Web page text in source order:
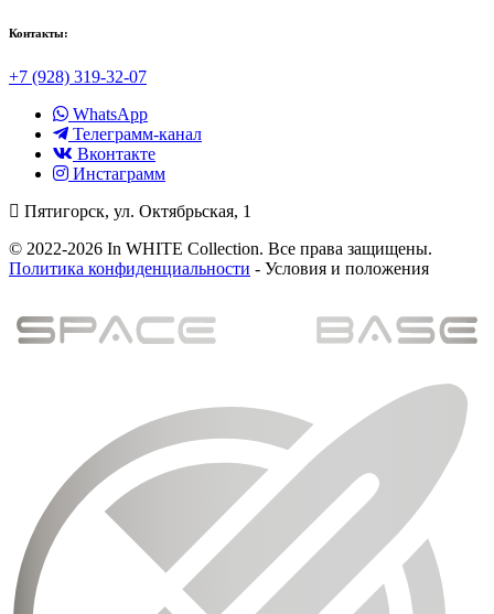
Контакты:
+7 (928) 319-32-07
WhatsApp
Телеграмм-канал
Вконтакте
Инстаграмм
Пятигорск, ул. Октябрьская, 1
© 2022-2026 In WHITE Collection. Все права защищены.
Политика конфиденциальности - Условия и положения